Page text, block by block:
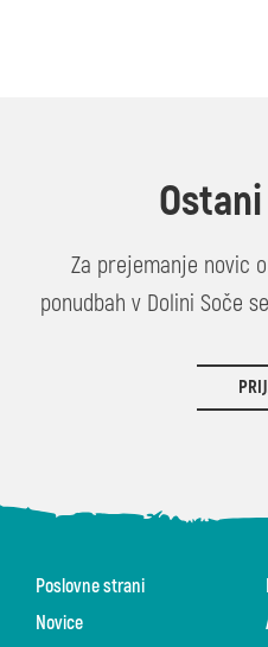
Za prejemanje novic
ponudbah v Dolini Soče
Poslovne strani
Novice